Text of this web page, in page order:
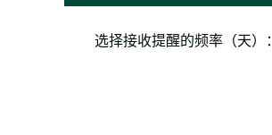
选择接收提醒的频率（天）：